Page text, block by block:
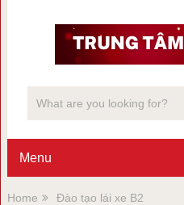
Menu
Home Đào tạo lái xe B2